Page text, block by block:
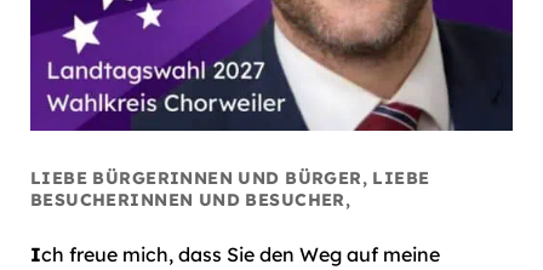
LIEBE BÜRGERINNEN UND BÜRGER, LIEBE
BESUCHERINNEN UND BESUCHER,
Ich freue mich, dass Sie den Weg auf meine